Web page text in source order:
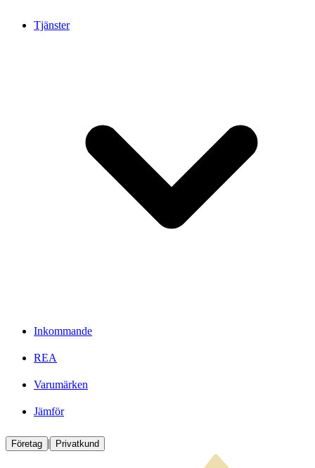
Tjänster
Inkommande
REA
Varumärken
Jämför
Företag | Privatkund